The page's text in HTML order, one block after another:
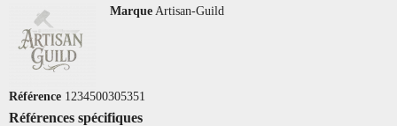
Marque Artisan-Guild
Référence 1234500305351
Références spécifiques